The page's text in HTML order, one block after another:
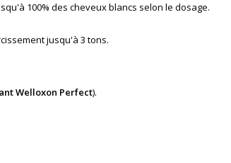
100% des cheveux blancs selon le dosage.
jusqu'à 3 tons.
Welloxon Perfect).